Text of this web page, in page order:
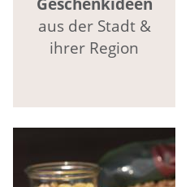
aus der Stadt &
ihrer Region